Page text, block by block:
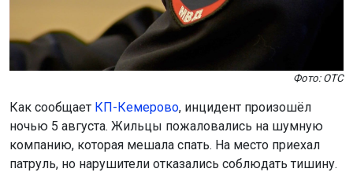
Фото: ОТС
Как сообщает КП-Кемерово, инцидент произошёл
ночью 5 августа. Жильцы пожаловались на шумную
компанию, которая мешала спать. На место приехал
патруль, но нарушители отказались соблюдать тишину.